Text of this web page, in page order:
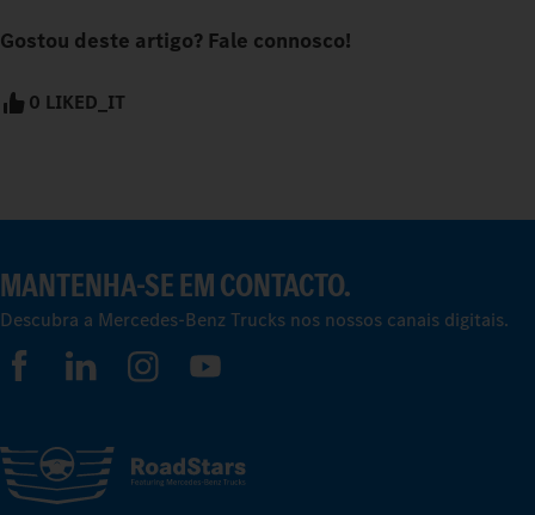
Gostou deste artigo? Fale connosco!
0 LIKED_IT
MANTENHA-SE EM CONTACTO.
Descubra a Mercedes-Benz Trucks nos nossos canais digitais.